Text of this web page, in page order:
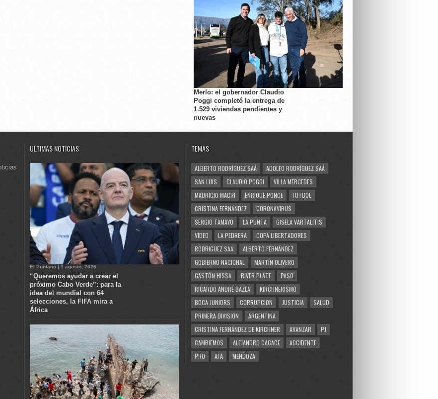
Merlo: el gobernador Claudio
Poggi completó la entrega de
1.529 viviendas pendientes y
nuevas
ULTIMAS NOTICIAS
El Puntano | 1 agosto, 2026
“Queremos ayudar a crear el
próximo Cabo Verde”: para la
idea del mundial con 64
selecciones, la FIFA mira a
África
TEMAS
ALBERTO RODRÍGUEZ SAÁ
ADOLFO RODRÍGUEZ SAÁ
SAN LUIS
CLAUDIO POGGI
VILLA MERCEDES
MAURICIO MACRI
ENRIQUE PONCE
FUTBOL
CRISTINA FERNÁNDEZ
CORONAVIRUS
SERGIO TAMAYO
LA PUNTA
GISELA VARTALITIS
VIDEO
LA PEDRERA
COPA LIBERTADORES
RODRIGUEZ SAA
ALBERTO FERNÁNDEZ
GOBIERNO NACIONAL
MARTÍN OLIVERO
GASTÓN HISSA
RIVER PLATE
PASO
RICARDO ANDRÉ BAZLA
KIRCHNERISMO
BOCA JUNIORS
CORRUPCION JUSTICIA
SALUD
PRIMERA DIVISION
ARGENTINA
CRISTINA FERNÁNDEZ DE KIRCHNER
AVANZAR
PJ
CAMBIEMOS
ALEJANDRO CACACE
ACCIDENTE
PRO
AFA MENDOZA